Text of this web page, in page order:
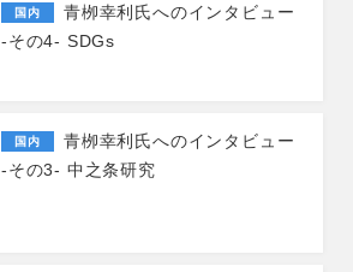
国内
青栁幸利氏へのインタビュー
-その4- SDGs
国内
青栁幸利氏へのインタビュー
-その3- 中之条研究